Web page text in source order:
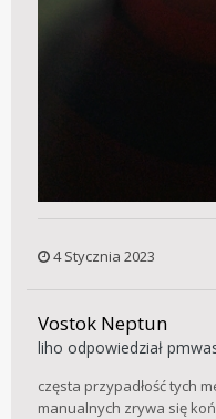
4 Stycznia 2023
Vostok Neptun
liho odpowiedział
częsta przypadłość tych
manualnych zrywa się